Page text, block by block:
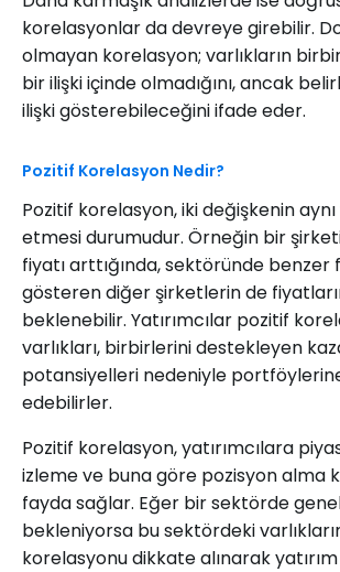
korelasyonlar da devreye girebilir.
olmayan korelasyon; varlıkların
bir ilişki içinde olmadığını, ancak
ilişki gösterebileceğini ifade eder.
Pozitif Korelasyon Nedir?
Pozitif korelasyon, iki değişkenin
etmesi durumudur. Örneğin bir
fiyatı arttığında, sektöründe benzer
gösteren diğer şirketlerin de
beklenebilir. Yatırımcılar pozitif
varlıkları, birbirlerini destekleyen
potansiyelleri nedeniyle
edebilirler.
Pozitif korelasyon, yatırımcılara
izleme ve buna göre pozisyon alma
fayda sağlar. Eğer bir sektörde
bekleniyorsa bu sektördeki
korelasyonu dikkate alınarak